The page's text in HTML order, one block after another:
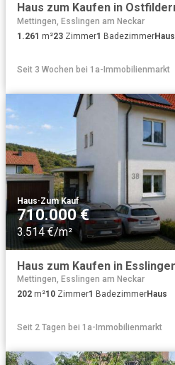
Mettingen, Esslingen am Neckar
1.261 m²23 Zimmer1 BadezimmerHaus
Seit 3 Wochen bei 1a-Immobilienmarkt
Haus·Zum Kauf
710.000 €
3.514 €/m²
Mettingen, Esslingen am Neckar
202 m²10 Zimmer1 BadezimmerHaus
Seit 2 Tagen bei 1a-Immobilienmarkt